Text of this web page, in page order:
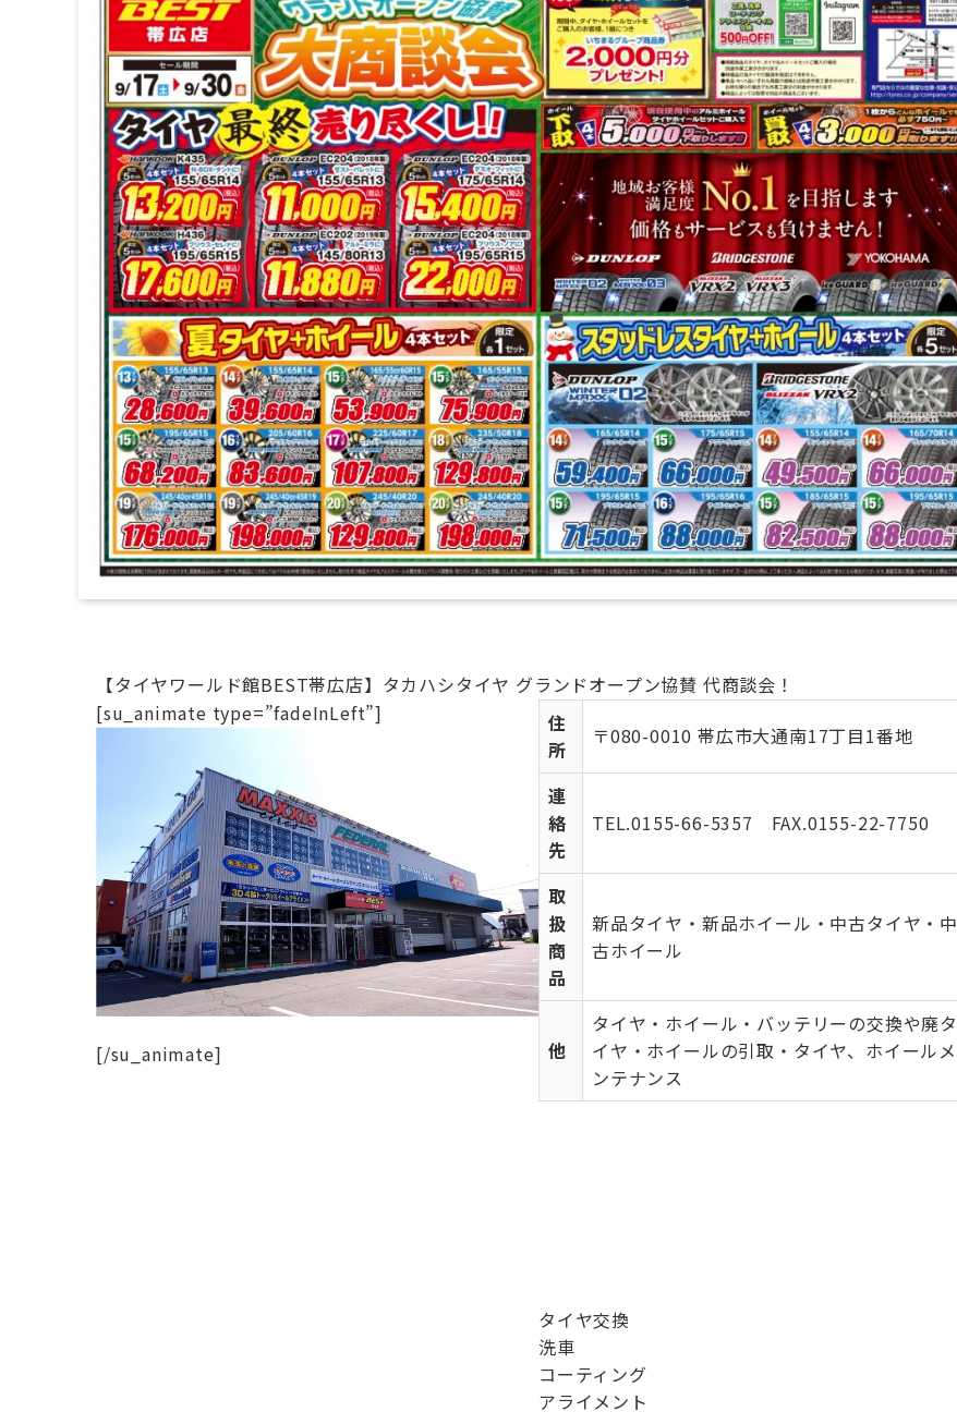
【タイヤワールド館BEST帯広店】タカハシタイヤ グランドオープン協賛 代商談会！
[su_animate type=”fadeInLeft”]
[/su_animate]
住
所
〒080-0010 帯広市大通南17丁目1番地
連
絡
先
TEL.0155-66-5357 FAX.0155-22-7750
取
扱
商
品
新品タイヤ・新品ホイール・中古タイヤ・中
古ホイール
他
タイヤ・ホイール・バッテリーの交換や廃タ
イヤ・ホイールの引取・タイヤ、ホイールメ
ンテナンス
タイヤ交換
洗車
コーティング
アライメント